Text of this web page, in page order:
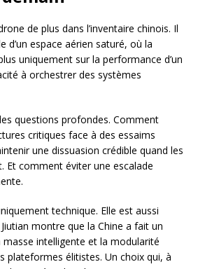
de plus dans l’inventaire chinois. Il
d’un espace aérien saturé, où la
uniquement sur la performance d’un
à orchestrer des systèmes
questions profondes. Comment
critiques face à des essaims
une dissuasion crédible quand les
Et comment éviter une escalade
technique. Elle est aussi
montre que la Chine a fait un
masse intelligente et la modularité
plateformes élitistes. Un choix qui, à